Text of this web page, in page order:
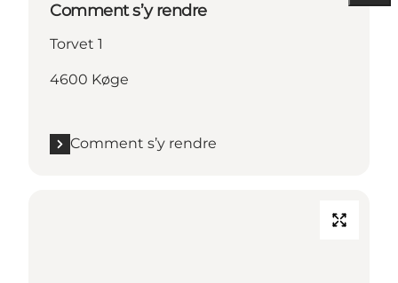
Comment s’y rendre
Torvet 1
4600 Køge
Comment s’y rendre